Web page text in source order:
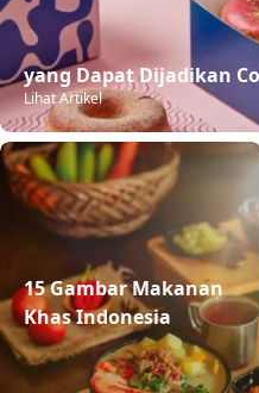
yang Dapat Dijadikan
Lihat Artikel
15 Gambar Makanan
Khas Indonesia